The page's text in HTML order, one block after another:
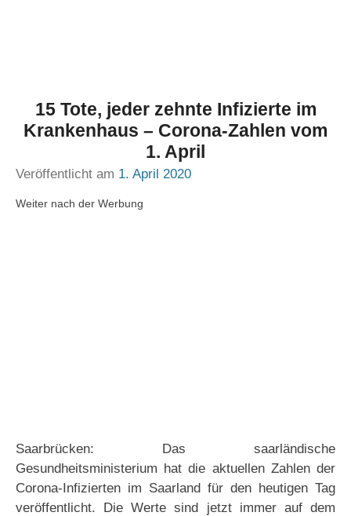
15 Tote, jeder zehnte Infizierte im
Krankenhaus – Corona-Zahlen vom
1. April
Veröffentlicht am 1. April 2020
Weiter nach der Werbung
Saarbrücken: Das saarländische
Gesundheitsministerium hat die aktuellen Zahlen der
Corona-Infizierten im Saarland für den heutigen Tag
veröffentlicht. Die Werte sind jetzt immer auf dem